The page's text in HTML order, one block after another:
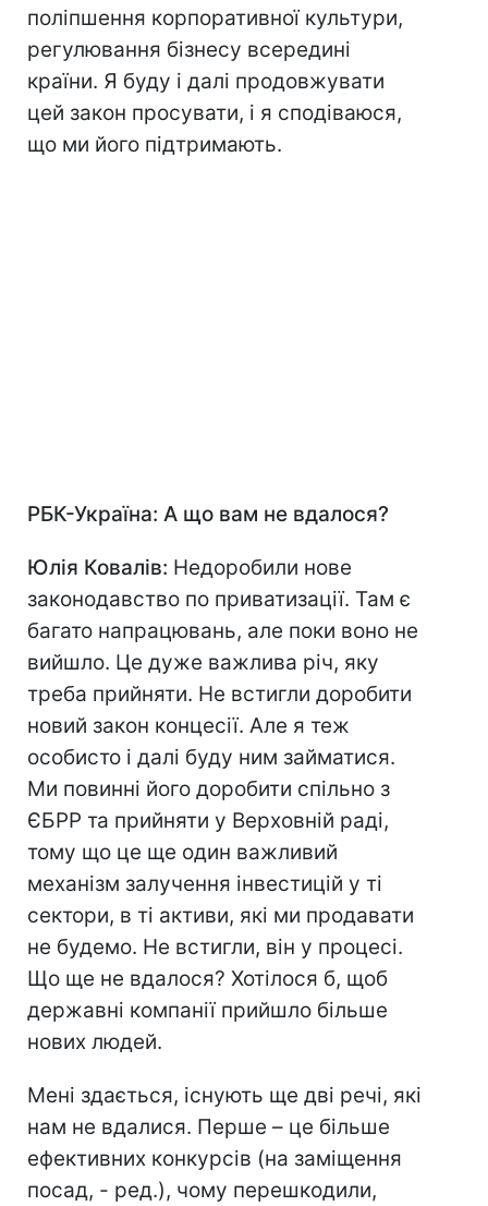
поліпшення корпоративної культури,
регулювання бізнесу всередині
країни. Я буду і далі продовжувати
цей закон просувати, і я сподіваюся,
що ми його підтримають.
РБК-Україна: А що вам не вдалося?
Юлія Ковалів: Недоробили нове
законодавство по приватизації. Там є
багато напрацювань, але поки воно не
вийшло. Це дуже важлива річ, яку
треба прийняти. Не встигли доробити
новий закон концесії. Але я теж
особисто і далі буду ним займатися.
Ми повинні його доробити спільно з
ЄБРР та прийняти у Верховній раді,
тому що це ще один важливий
механізм залучення інвестицій у ті
сектори, в ті активи, які ми продавати
не будемо. Не встигли, він у процесі.
Що ще не вдалося? Хотілося б, щоб
державні компанії прийшло більше
нових людей.
Мені здається, існують ще дві речі, які
нам не вдалися. Перше – це більше
ефективних конкурсів (на заміщення
посад, - ред.), чому перешкодили,